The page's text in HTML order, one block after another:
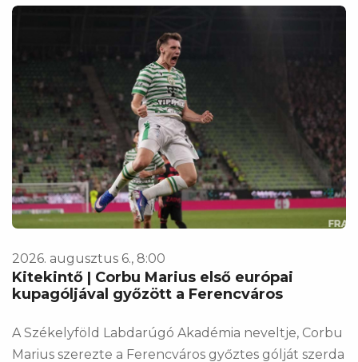
2026. augusztus 6., 8:00
Kitekintő | Corbu Marius első európai
kupagóljával győzött a Ferencváros
A Székelyföld Labdarúgó Akadémia neveltje, Corbu
Marius szerezte a Ferencváros győztes gólját szerda